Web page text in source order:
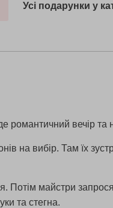
Усі подарунки у
романтичний вечір
на вибір. Там їх
Потім майстри
та стегна.